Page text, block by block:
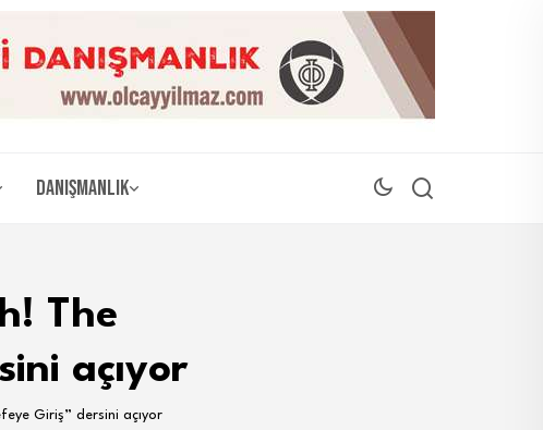
Danışmanlık
The
açıyor
Giriş” dersini açıyor